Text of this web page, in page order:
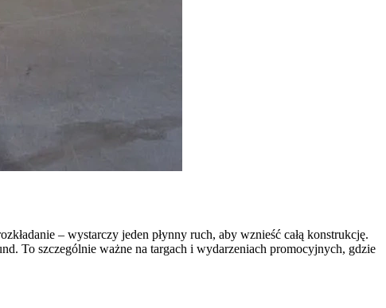
– wystarczy jeden płynny ruch, aby wznieść całą konstrukcję.
To szczególnie ważne na targach i wydarzeniach promocyjnych, gdzie